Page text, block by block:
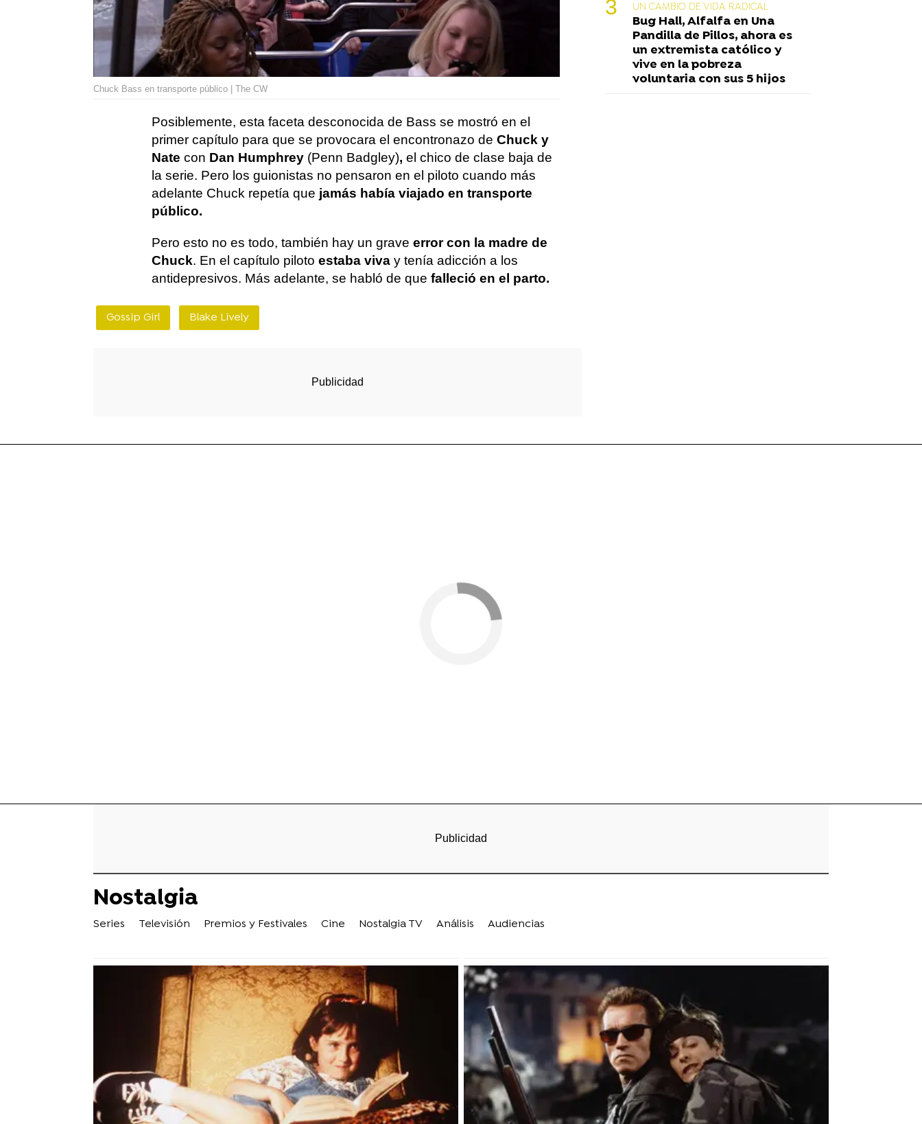
Chuck Bass en transporte público | The CW
Posiblemente, esta faceta desconocida de Bass se mostró en el
primer capítulo para que se provocara el encontronazo de Chuck y
Nate con Dan Humphrey (Penn Badgley), el chico de clase baja de
la serie. Pero los guionistas no pensaron en el piloto cuando más
adelante Chuck repetía que jamás había viajado en transporte
público.
Pero esto no es todo, también hay un grave error con la madre de
Chuck. En el capítulo piloto estaba viva y tenía adicción a los
antidepresivos. Más adelante, se habló de que falleció en el parto.
Gossip Girl Blake Lively
UN CAMBIO DE VIDA RADICAL
Bug Hall, Alfalfa en Una
Pandilla de Pillos, ahora es
un extremista católico y
vive en la pobreza
voluntaria con sus 5 hijos
Nostalgia
Series Televisión Premios y Festivales Cine Nostalgia TV Análisis Audiencias